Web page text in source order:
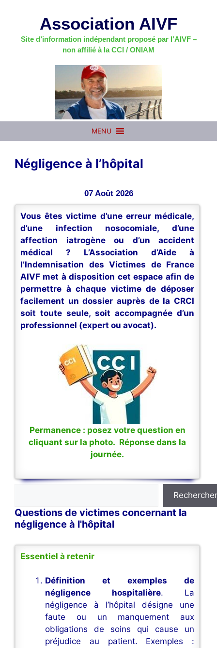
Association AIVF
Site d’information indépendant proposé par l’AIVF –
non affilié à la CCI / ONIAM
MENU
Négligence à l’hôpital
07 Août 2026
Vous êtes victime d’une erreur médicale,
d’une infection nosocomiale, d’une
affection iatrogène ou d’un accident
médical ? L’Association d’Aide à
l’Indemnisation des Victimes de France
AIVF met à disposition cet espace afin de
permettre à chaque victime de déposer
facilement un dossier auprès de la CRCI
soit toute seule, soit accompagnée d’un
professionnel (expert ou avocat).
Permanence : posez votre question en
cliquant sur la photo. Réponse dans la
journée.
Rechercher
Questions de victimes concernant la
négligence à l'hôpital
Essentiel à retenir
Définition et exemples de
négligence hospitalière. La
négligence à l’hôpital désigne une
faute ou un manquement aux
obligations de soins qui cause un
préjudice au patient. Exemples :